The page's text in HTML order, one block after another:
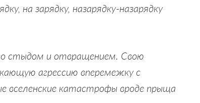
на зарядку, назарядку-назарядку
стыдом и отвращением. Свою
агрессию вперемежку с
вселенские катастрофы вроде прыща